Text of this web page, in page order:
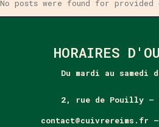
No posts were found for provided
HORAIRES
Du mardi au samedi
2, rue de Pouilly –
contact@cuivrereims.fr